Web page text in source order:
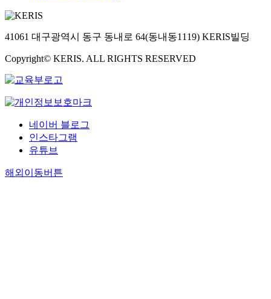
41061 대구광역시 동구 동내로 64(동내동1119) KERIS빌딩
Copyright© KERIS. ALL RIGHTS RESERVED
네이버 블로그
인스타그램
유튜브
해외이동버튼